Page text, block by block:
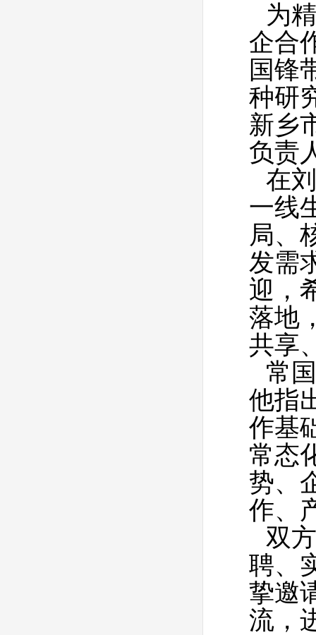
为
企合
国锋
种研
新乡
负责
在
一线
局、
发需
迎，
落地
共享
常
他指
作基
常态
势、
作、
双
聘、
挚邀
流，